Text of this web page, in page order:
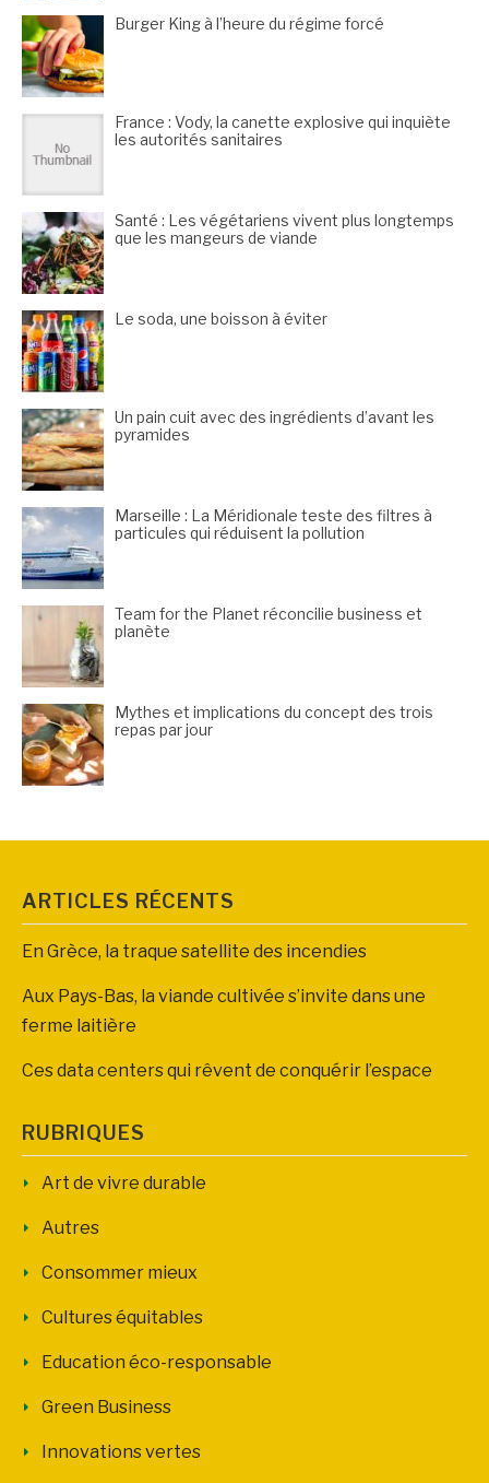
Burger King à l’heure du régime forcé
France : Vody, la canette explosive qui inquiète
les autorités sanitaires
Santé : Les végétariens vivent plus longtemps
que les mangeurs de viande
Le soda, une boisson à éviter
Un pain cuit avec des ingrédients d’avant les
pyramides
Marseille : La Méridionale teste des filtres à
particules qui réduisent la pollution
Team for the Planet réconcilie business et
planète
Mythes et implications du concept des trois
repas par jour
ARTICLES RÉCENTS
En Grèce, la traque satellite des incendies
Aux Pays-Bas, la viande cultivée s’invite dans une
ferme laitière
Ces data centers qui rêvent de conquérir l’espace
RUBRIQUES
Art de vivre durable
Autres
Consommer mieux
Cultures équitables
Education éco-responsable
Green Business
Innovations vertes